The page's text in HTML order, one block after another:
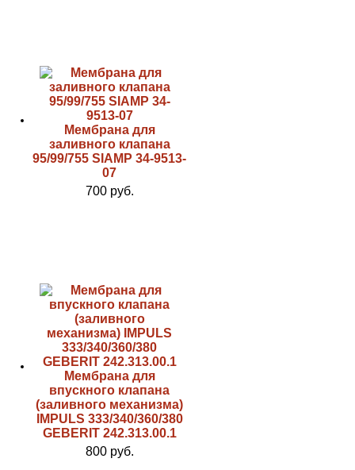
Мембрана для
заливного клапана
95/99/755 SIAMP 34-9513-
07
700 руб.
Мембрана для
впускного клапана
(заливного механизма)
IMPULS 333/340/360/380
GEBERIT 242.313.00.1
800 руб.